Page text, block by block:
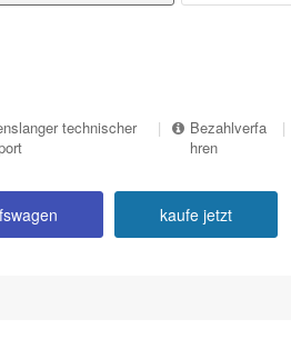
technischer
|
Bezahlverfa
hren
|
kaufe jetzt